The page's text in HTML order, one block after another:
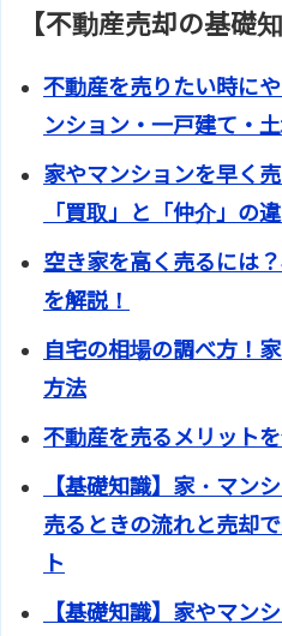
【不動産売却の基礎知
不動産を売りたい時に
ンション・一戸建て・土
家やマンションを早く
「買取」と「仲介」の
空き家を高く売るには
を解説！
自宅の相場の調べ方！
方法
不動産を売るメリット
【基礎知識】家・マン
売るときの流れと売却
ト
【基礎知識】家やマン